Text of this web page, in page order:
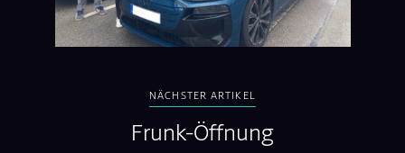
NÄCHSTER ARTIKEL
Frunk-Öffnung